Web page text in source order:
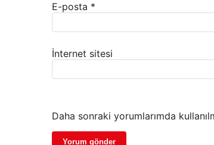
E-posta *
İnternet sitesi
Daha sonraki yorumlarımda